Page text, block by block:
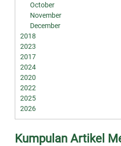
October
November
December
2018
2023
2017
2024
2020
2022
2025
2026
Kumpulan Artikel